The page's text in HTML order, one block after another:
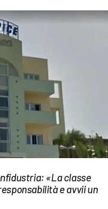
«La classe
e avvii un